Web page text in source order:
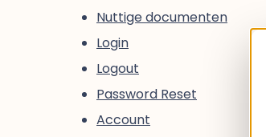
Nuttige documenten
Login
Logout
Password Reset
Account